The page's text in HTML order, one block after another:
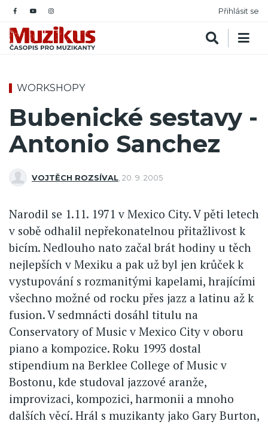
Přihlásit se
WORKSHOPY
Bubenické sestavy -
Antonio Sanchez
VOJTĚCH ROZSÍVAL 20. 9. 2005
Narodil se 1.11. 1971 v Mexico City. V pěti letech
v sobě odhalil nepřekonatelnou přitažlivost k
bicím. Nedlouho nato začal brát hodiny u těch
nejlepších v Mexiku a pak už byl jen krůček k
vystupování s rozmanitými kapelami, hrajícími
všechno možné od rocku přes jazz a latinu až k
fusion. V sedmnácti dosáhl titulu na
Conservatory of Music v Mexico City v oboru
piano a kompozice. Roku 1993 dostal
stipendium na Berklee College of Music v
Bostonu, kde studoval jazzové aranže,
improvizaci, kompozici, harmonii a mnoho
dalších věcí. Hrál s muzikanty jako Gary Burton,